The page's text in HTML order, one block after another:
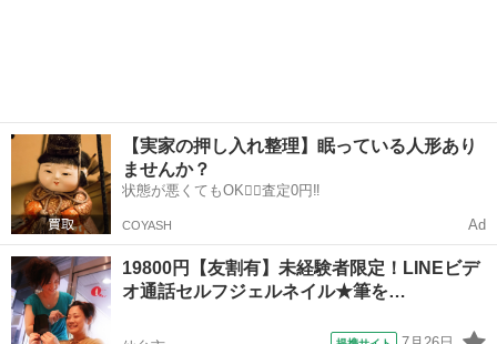
【実家の押し入れ整理】眠っている人形あり
ませんか？
状態が悪くてもOK🙆‍♀️査定0円‼️
COYASH Ad
19800円【友割有】未経験者限定！LINEビデ
オ通話セルフジェルネイル★筆を…